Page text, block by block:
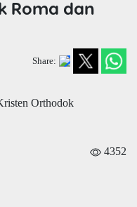
Roma dan
Share:
4352